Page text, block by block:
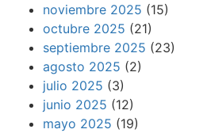
noviembre 2025 (15)
octubre 2025 (21)
septiembre 2025 (23)
agosto 2025 (2)
julio 2025 (3)
junio 2025 (12)
mayo 2025 (19)